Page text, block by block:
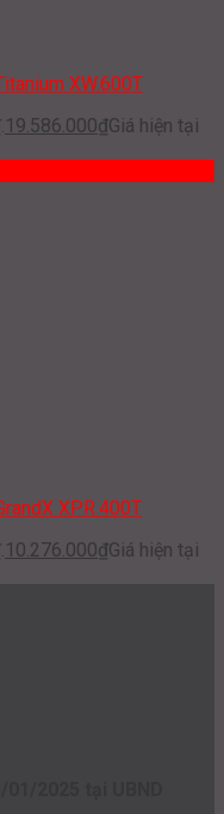
XW.600T
19.586.000₫Giá hiện tại
XPR.400T
10.276.000₫Giá hiện tại